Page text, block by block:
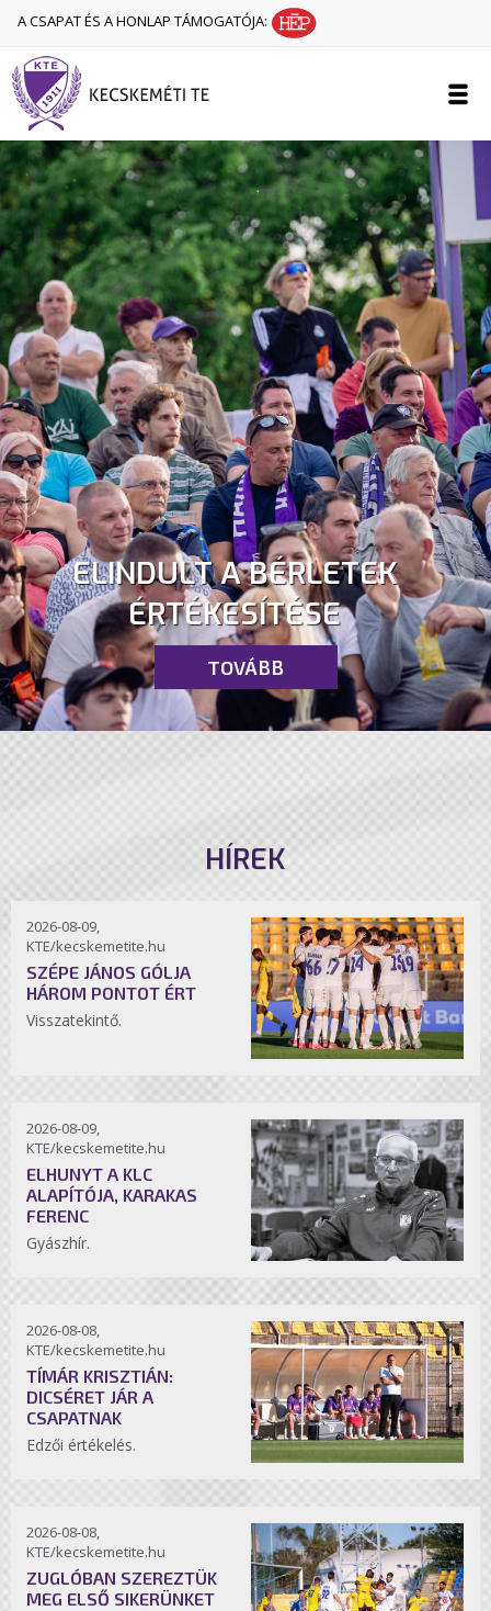
A CSAPAT ÉS A HONLAP TÁMOGATÓJA:
ELINDULT A BÉRLETEK
ÉRTÉKESÍTÉSE
TOVÁBB
HÍREK
2026-08-09,
KTE/kecskemetite.hu
SZÉPE JÁNOS GÓLJA
HÁROM PONTOT ÉRT
Visszatekintő.
2026-08-09,
KTE/kecskemetite.hu
ELHUNYT A KLC
ALAPÍTÓJA, KARAKAS
FERENC
Gyászhír.
2026-08-08,
KTE/kecskemetite.hu
TÍMÁR KRISZTIÁN:
DICSÉRET JÁR A
CSAPATNAK
Edzői értékelés.
2026-08-08,
KTE/kecskemetite.hu
ZUGLÓBAN SZEREZTÜK
MEG ELSŐ SIKERÜNKET